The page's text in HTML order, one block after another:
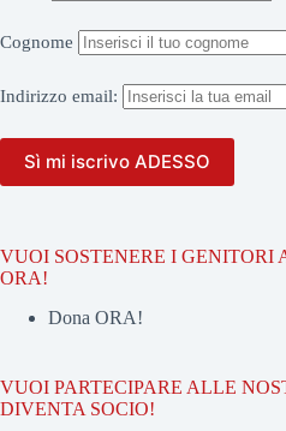
Cognome
Indirizzo email:
VUOI SOSTENERE I GENITORI
ORA!
Dona ORA!
VUOI PARTECIPARE ALLE
DIVENTA SOCIO!